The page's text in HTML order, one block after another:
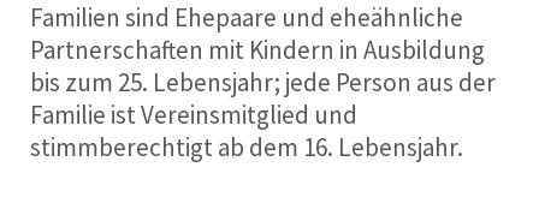
Familien sind Ehepaare und eheähnliche
Partnerschaften mit Kindern in Ausbildung
bis zum 25. Lebensjahr; jede Person aus der
Familie ist Vereinsmitglied und
stimmberechtigt ab dem 16. Lebensjahr.